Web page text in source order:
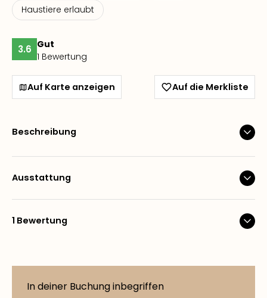
Haustiere erlaubt
3.6 Gut
1 Bewertung
Auf Karte anzeigen Auf die Merkliste
Beschreibung
Ausstattung
1 Bewertung
In deiner Buchung inbegriffen